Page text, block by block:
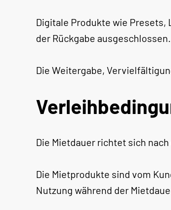
Digitale Produkte wie Presets,
der Rückgabe ausgeschlossen.
Die Weitergabe,
Die Mietdauer richtet sich
Die Mietprodukte sind vom
Nutzung während der